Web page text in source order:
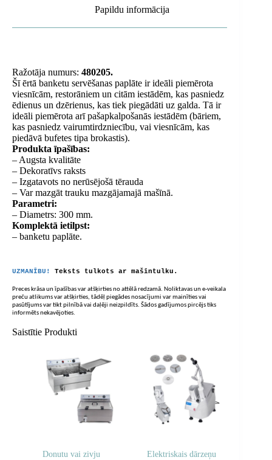
Papildu informācija
Ražotāja numurs: 480205.
Šī ērtā banketu servēšanas paplāte ir ideāli piemērota
viesnīcām, restorāniem un citām iestādēm, kas pasniedz
ēdienus un dzērienus, kas tiek piegādāti uz galda. Tā ir
ideāli piemērota arī pašapkalpošanās iestādēm (bāriem,
kas pasniedz vairumtirdzniecību, vai viesnīcām, kas
piedāvā bufetes tipa brokastis).
Produkta īpašības:
– Augsta kvalitāte
– Dekoratīvs raksts
– Izgatavots no nerūsējošā tērauda
– Var mazgāt trauku mazgājamajā mašīnā.
Parametri:
– Diametrs: 300 mm.
Komplektā ietilpst:
– banketu paplāte.
UZMANĪBU! Teksts tulkots ar mašīntulku.
Preces krāsa un īpašības var atšķirties no attēlā redzamā. Noliktavas un e-veikala
preču atlikums var atšķirties, tādēļ piegādes nosacījumi var mainīties vai
pasūtījums var tikt pilnībā vai daļēji neizpildīts. Šādos gadījumos pircējs tiks
informēts nekavējoties.
Saistītie Produkti
Donutu vai zivju
Elektriskais dārzeņu